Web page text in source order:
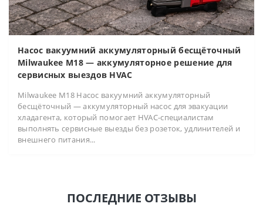
Насос вакуумний аккумуляторный бесщёточный
Milwaukee M18 — аккумуляторное решение для
сервисных выездов HVAC
Milwaukee M18 Насос вакуумний аккумуляторный
бесщёточный — аккумуляторный насос для эвакуации
хладагента, который помогает HVAC-специалистам
выполнять сервисные выезды без розеток, удлинителей и
внешнего питания...
ПОСЛЕДНИЕ ОТЗЫВЫ